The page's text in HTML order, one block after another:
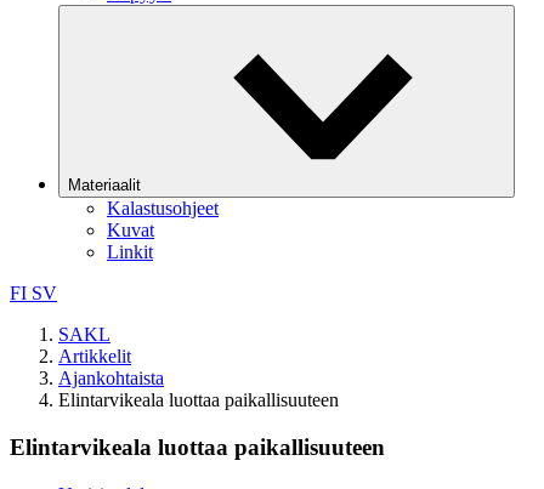
Materiaalit
Kalastusohjeet
Kuvat
Linkit
FI SV
SAKL
Artikkelit
Ajankohtaista
Elintarvikeala luottaa paikallisuuteen
Elintarvikeala luottaa paikallisuuteen